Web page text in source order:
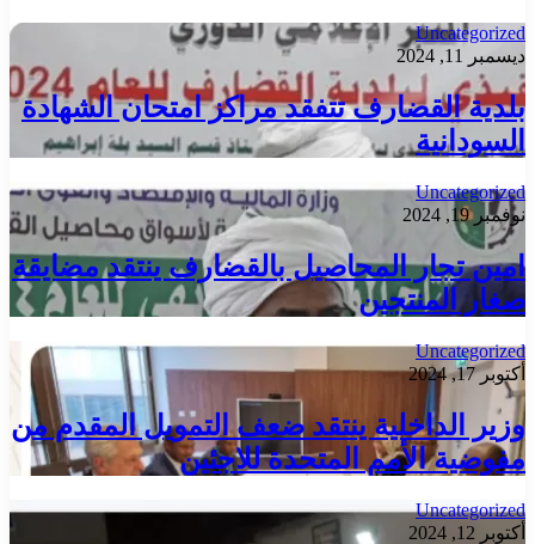
Uncategorized
ديسمبر 11, 2024
بلدية القضارف تتفقد مراكز امتحان الشهادة
السودانية
Uncategorized
نوفمبر 19, 2024
امين تجار المحاصيل بالقضارف ينتقد مضايقة
صغار المنتجين
Uncategorized
أكتوبر 17, 2024
وزير الداخلية ينتقد ضعف التمويل المقدم من
مفوضية الأمم المتحدة للاجئين
Uncategorized
أكتوبر 12, 2024